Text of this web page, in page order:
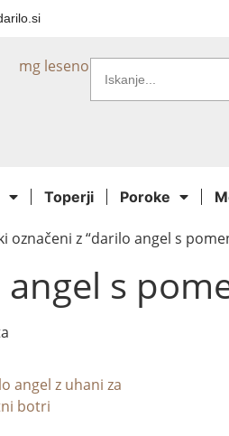
Toperji Poroke
označeni z “darilo angel s
s